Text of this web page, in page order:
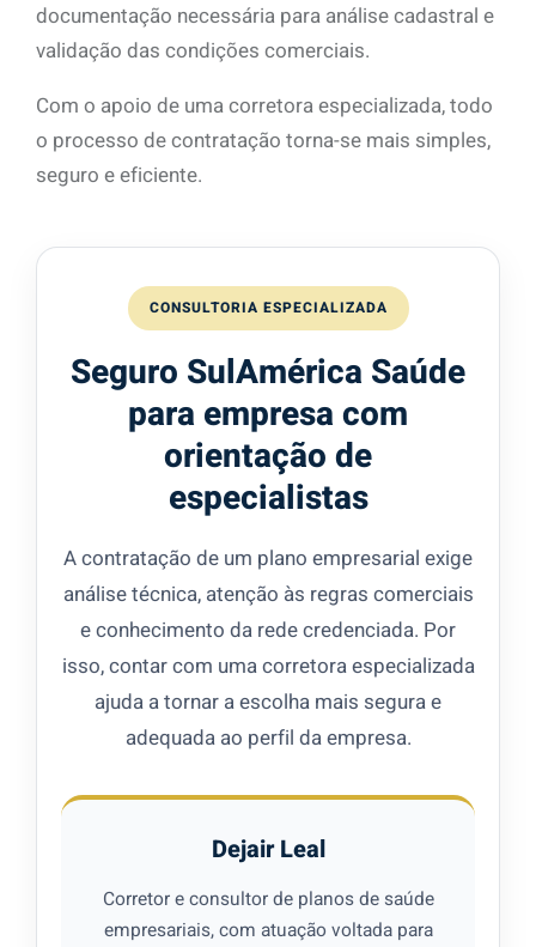
documentação necessária para análise cadastral e
validação das condições comerciais.
Com o apoio de uma corretora especializada, todo
o processo de contratação torna-se mais simples,
seguro e eficiente.
CONSULTORIA ESPECIALIZADA
Seguro SulAmérica Saúde
para empresa com
orientação de
especialistas
A contratação de um plano empresarial exige
análise técnica, atenção às regras comerciais
e conhecimento da rede credenciada. Por
isso, contar com uma corretora especializada
ajuda a tornar a escolha mais segura e
adequada ao perfil da empresa.
Dejair Leal
Corretor e consultor de planos de saúde
empresariais, com atuação voltada para